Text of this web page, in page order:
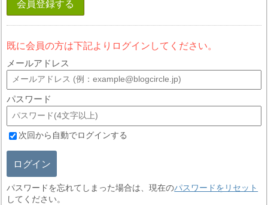
会員登録する
既に会員の方は下記よりログインしてください。
メールアドレス
パスワード
次回から自動でログインする
ログイン
パスワードを忘れてしまった場合は、現在のパスワードをリセット
してください。